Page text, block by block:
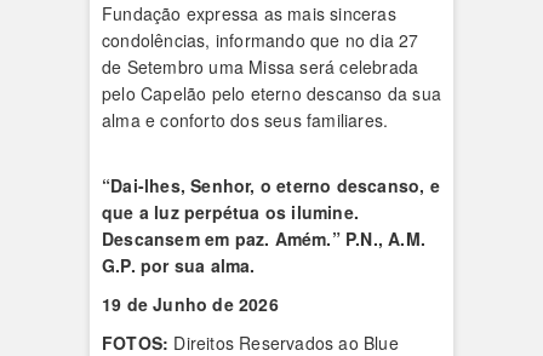
Fundação expressa as mais sinceras
condolências, informando que no dia 27
de Setembro uma Missa será celebrada
pelo Capelão pelo eterno descanso da sua
alma e conforto dos seus familiares.
“Dai-lhes, Senhor, o eterno descanso, e
que a luz perpétua os ilumine.
Descansem em paz. Amém.” P.N., A.M.
G.P. por sua alma.
19 de Junho de 2026
FOTOS: Direitos Reservados ao Blue